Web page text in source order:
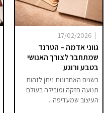
|
17/02/2026
גווני אדמה – הטרנד
שמתחבר לצורך האנושי
בטבע ורוגע
בשנים האחרונות ניתן לזהות
תנועה חזקה ומובילה בעולם
העיצוב שמעדיפה…